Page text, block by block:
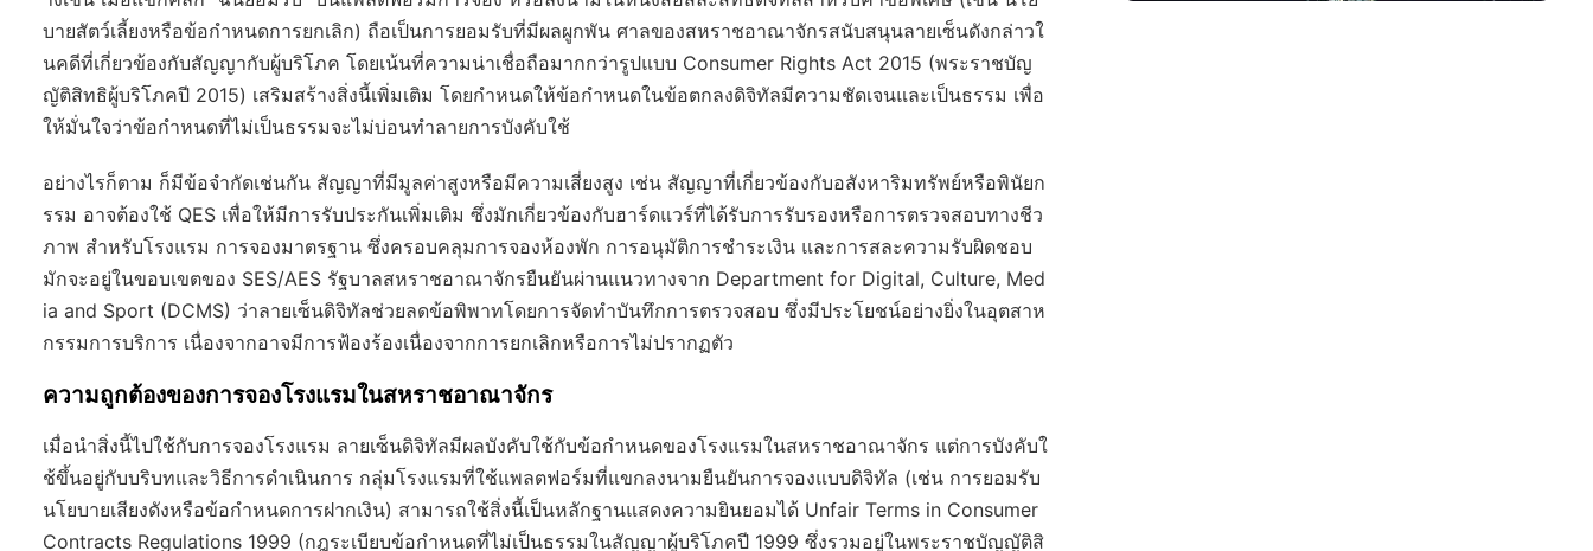
บายสัตว์เลี้ยงหรือข้อกำหนดการยกเลิก) ถือเป็นการยอมรับที่มีผลผูกพัน ศาลของสหราชอาณาจักรสนับสนุนลายเซ็นดังกล่าวใ
นคดีที่เกี่ยวข้องกับสัญญากับผู้บริโภค โดยเน้นที่ความน่าเชื่อถือมากกว่ารูปแบบ Consumer Rights Act 2015 (พระราชบัญ
ญัติสิทธิผู้บริโภคปี 2015) เสริมสร้างสิ่งนี้เพิ่มเติม โดยกำหนดให้ข้อกำหนดในข้อตกลงดิจิทัลมีความชัดเจนและเป็นธรรม เพื่อ
ให้มั่นใจว่าข้อกำหนดที่ไม่เป็นธรรมจะไม่บ่อนทำลายการบังคับใช้
อย่างไรก็ตาม ก็มีข้อจำกัดเช่นกัน สัญญาที่มีมูลค่าสูงหรือมีความเสี่ยงสูง เช่น สัญญาที่เกี่ยวข้องกับอสังหาริมทรัพย์หรือพินัยก
รรม อาจต้องใช้ QES เพื่อให้มีการรับประกันเพิ่มเติม ซึ่งมักเกี่ยวข้องกับฮาร์ดแวร์ที่ได้รับการรับรองหรือการตรวจสอบทางชีว
ภาพ สำหรับโรงแรม การจองมาตรฐาน ซึ่งครอบคลุมการจองห้องพัก การอนุมัติการชำระเงิน และการสละความรับผิดชอบ
มักจะอยู่ในขอบเขตของ SES/AES รัฐบาลสหราชอาณาจักรยืนยันผ่านแนวทางจาก Department for Digital, Culture, Med
ia and Sport (DCMS) ว่าลายเซ็นดิจิทัลช่วยลดข้อพิพาทโดยการจัดทำบันทึกการตรวจสอบ ซึ่งมีประโยชน์อย่างยิ่งในอุตสาห
กรรมการบริการ เนื่องจากอาจมีการฟ้องร้องเนื่องจากการยกเลิกหรือการไม่ปรากฏตัว
ความถูกต้องของการจองโรงแรมในสหราชอาณาจักร
เมื่อนำสิ่งนี้ไปใช้กับการจองโรงแรม ลายเซ็นดิจิทัลมีผลบังคับใช้กับข้อกำหนดของโรงแรมในสหราชอาณาจักร แต่การบังคับใ
ช้ขึ้นอยู่กับบริบทและวิธีการดำเนินการ กลุ่มโรงแรมที่ใช้แพลตฟอร์มที่แขกลงนามยืนยันการจองแบบดิจิทัล (เช่น การยอมรับ
นโยบายเสียงดังหรือข้อกำหนดการฝากเงิน) สามารถใช้สิ่งนี้เป็นหลักฐานแสดงความยินยอมได้ Unfair Terms in Consumer
Contracts Regulations 1999 (กฎระเบียบข้อกำหนดที่ไม่เป็นธรรมในสัญญาผู้บริโภคปี 1999 ซึ่งรวมอยู่ในพระราชบัญญัติสิ